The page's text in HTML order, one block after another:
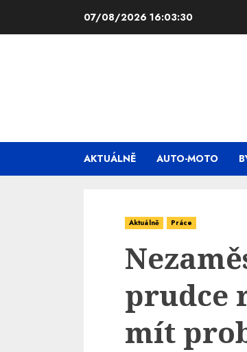
07/08/2026 16:03:31
AKTUÁLNĚ AUTO-MOTO
Aktuálně Práce
prudce
mít